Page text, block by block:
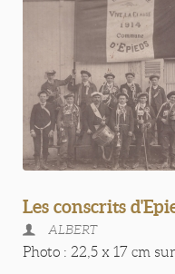
Les conscrits
ALBERT
Photo : 22,5 x 17 cm